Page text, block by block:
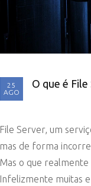
25
AGO
O que é File
File Server, um
mas de forma
Mas o que
Infelizmente muitas